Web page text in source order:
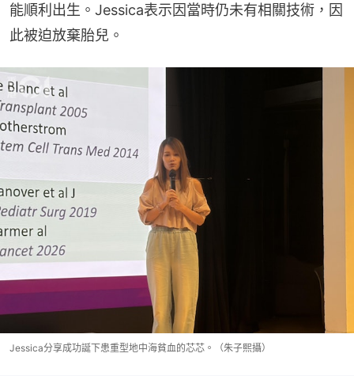
能順利出生。Jessica表示因當時仍未有相關技術，因
此被迫放棄胎兒。
Jessica分享成功誕下患重型地中海貧血的芯芯。（朱子熙攝）